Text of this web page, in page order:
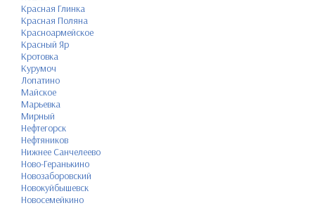
Красная Глинка
Красная Поляна
Красноармейское
Красный Яр
Кротовка
Курумоч
Лопатино
Майское
Марьевка
Мирный
Нефтегорск
Нефтяников
Нижнее Санчелеево
Ново-Геранькино
Новозаборовский
Новокуйбышевск
Новосемейкино